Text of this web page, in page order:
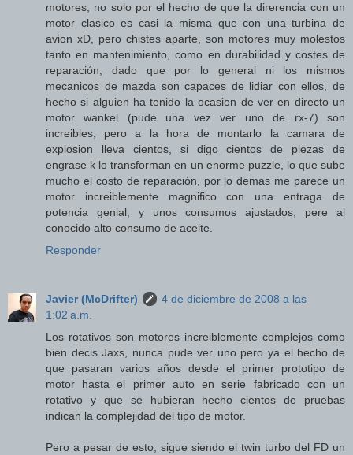
motores, no solo por el hecho de que la direrencia con un
motor clasico es casi la misma que con una turbina de
avion xD, pero chistes aparte, son motores muy molestos
tanto en mantenimiento, como en durabilidad y costes de
reparación, dado que por lo general ni los mismos
mecanicos de mazda son capaces de lidiar con ellos, de
hecho si alguien ha tenido la ocasion de ver en directo un
motor wankel (pude una vez ver uno de rx-7) son
increibles, pero a la hora de montarlo la camara de
explosion lleva cientos, si digo cientos de piezas de
engrase k lo transforman en un enorme puzzle, lo que sube
mucho el costo de reparación, por lo demas me parece un
motor increiblemente magnifico con una entraga de
potencia genial, y unos consumos ajustados, pere al
conocido alto consumo de aceite.
Responder
Javier (McDrifter)
4 de diciembre de 2008 a las
1:02 a.m.
Los rotativos son motores increiblemente complejos como
bien decis Jaxs, nunca pude ver uno pero ya el hecho de
que pasaran varios años desde el primer prototipo de
motor hasta el primer auto en serie fabricado con un
rotativo y que se hubieran hecho cientos de pruebas
indican la complejidad del tipo de motor.
Pero a pesar de esto, sigue siendo el twin turbo del FD un